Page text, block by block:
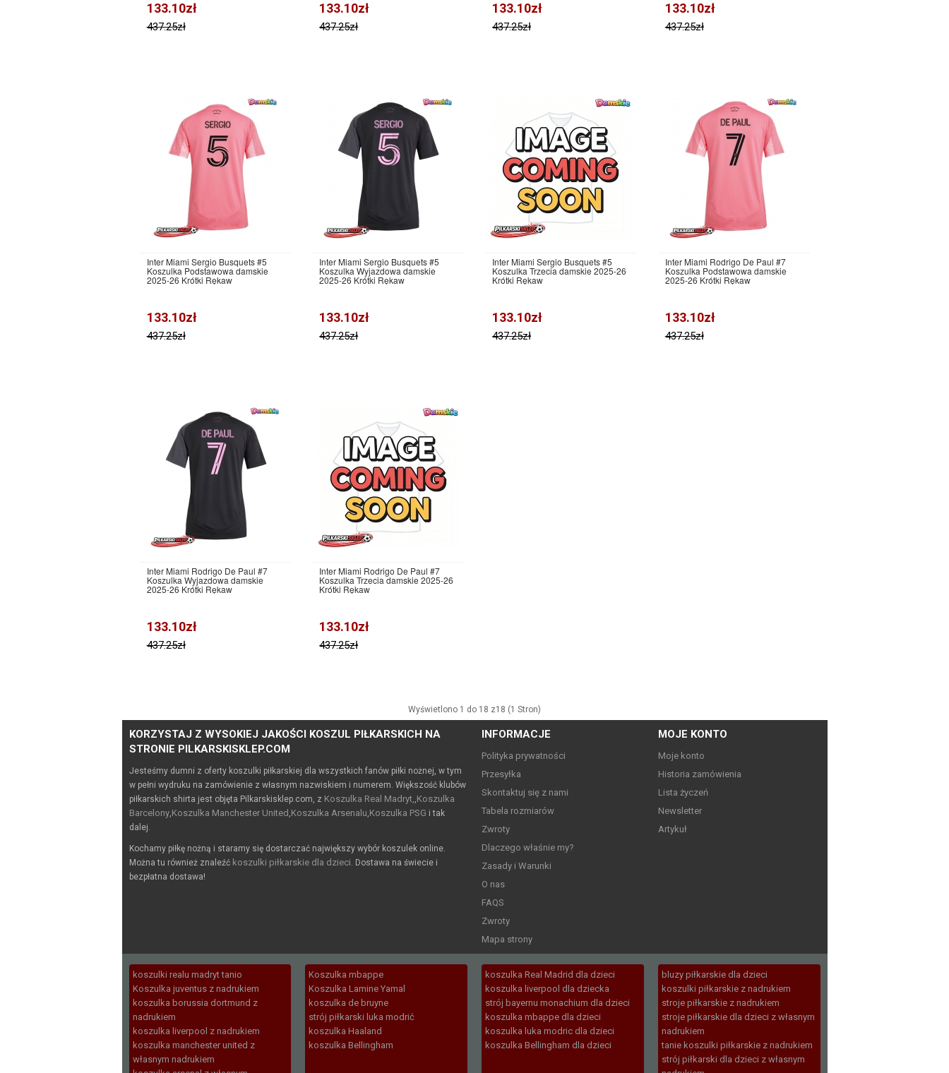
133.10zł
437.25zł
133.10zł
437.25zł
133.10zł
437.25zł
133.10zł
437.25zł
Inter Miami Sergio Busquets #5
Koszulka Podstawowa damskie
2025-26 Krótki Rękaw
133.10zł
437.25zł
Inter Miami Sergio Busquets #5
Koszulka Wyjazdowa damskie
2025-26 Krótki Rękaw
133.10zł
437.25zł
Inter Miami Sergio Busquets #5
Koszulka Trzecia damskie 2025-26
Krótki Rękaw
133.10zł
437.25zł
Inter Miami Rodrigo De Paul #7
Koszulka Podstawowa damskie
2025-26 Krótki Rękaw
133.10zł
437.25zł
Inter Miami Rodrigo De Paul #7
Koszulka Wyjazdowa damskie
2025-26 Krótki Rękaw
133.10zł
437.25zł
Inter Miami Rodrigo De Paul #7
Koszulka Trzecia damskie 2025-26
Krótki Rękaw
133.10zł
437.25zł
Wyświetlono 1 do 18 z18 (1 Stron)
KORZYSTAJ Z WYSOKIEJ JAKOŚCI KOSZUL PIŁKARSKICH NA
STRONIE PILKARSKISKLEP.COM
Jesteśmy dumni z oferty koszulki piłkarskiej dla wszystkich fanów piłki nożnej, w tym
w pełni wydruku na zamówienie z własnym nazwiskiem i numerem. Większość klubów
piłkarskich shirta jest objęta Pilkarskisklep.com, z Koszulka Real Madryt,,Koszulka
Barcelony,Koszulka Manchester United ,Koszulka Arsenalu,Koszulka PSG i tak
dalej.
Kochamy piłkę nożną i staramy się dostarczać największy wybór koszulek online.
Można tu również znaleźć koszulki piłkarskie dla dzieci. Dostawa na świecie i
bezpłatna dostawa!
INFORMACJE
Polityka prywatności
Przesyłka
Skontaktuj się z nami
Tabela rozmiarów
Zwroty
Dlaczego właśnie my?
Zasady i Warunki
O nas
FAQS
Zwroty
Mapa strony
MOJE KONTO
Moje konto
Historia zamówienia
Lista życzeń
Newsletter
Artykuł
koszulki realu madryt tanio
Koszulka juventus z nadrukiem
koszulka borussia dortmund z
nadrukiem
koszulka liverpool z nadrukiem
koszulka manchester united z
własnym nadrukiem
Koszulka mbappe
Koszulka Lamine Yamal
koszulka de bruyne
strój piłkarski luka modrić
koszulka Haaland
koszulka Bellingham
koszulka Real Madrid dla dzieci
koszulka liverpool dla dziecka
strój bayernu monachium dla dzieci
koszulka mbappe dla dzieci
koszulka luka modric dla dzieci
koszulka Bellingham dla dzieci
bluzy piłkarskie dla dzieci
koszulki piłkarskie z nadrukiem
stroje piłkarskie z nadrukiem
stroje piłkarskie dla dzieci z własnym
nadrukiem
tanie koszulki piłkarskie z nadrukiem
strój piłkarski dla dzieci z własnym